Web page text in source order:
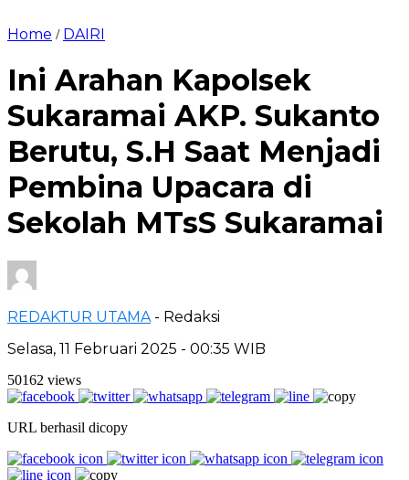
Home / DAIRI
Ini Arahan Kapolsek
Sukaramai AKP. Sukanto
Berutu, S.H Saat Menjadi
Pembina Upacara di
Sekolah MTsS Sukaramai
REDAKTUR UTAMA - Redaksi
Selasa, 11 Februari 2025 - 00:35 WIB
50162 views
URL berhasil dicopy